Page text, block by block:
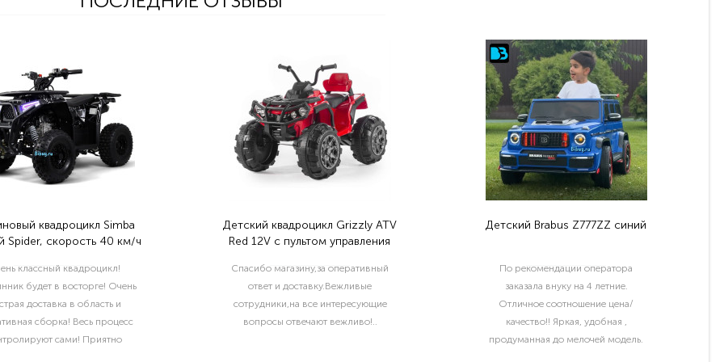
квадроцикл Simba
Spider, скорость 40 км/ч
классный квадроцикл!
будет в восторге! Очень
доставка в область и
сборка! Весь процесс
сами! Приятно
Детский квадроцикл Grizzly ATV
Red 12V с пультом управления
Спасибо магазину,за оперативный
ответ и доставку.Вежливые
сотрудники,на все интересующие
вопросы отвечают вежливо!..
Детский Brabus Z777ZZ синий
По рекомендации оператора
заказала внуку на 4 летние.
Отличное соотношение цена/
качество!! Яркая, удобная ,
продуманная до мелочей модель.